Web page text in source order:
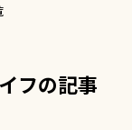
フの記事